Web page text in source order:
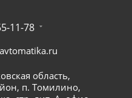
11-78
область,
п. Томилино,